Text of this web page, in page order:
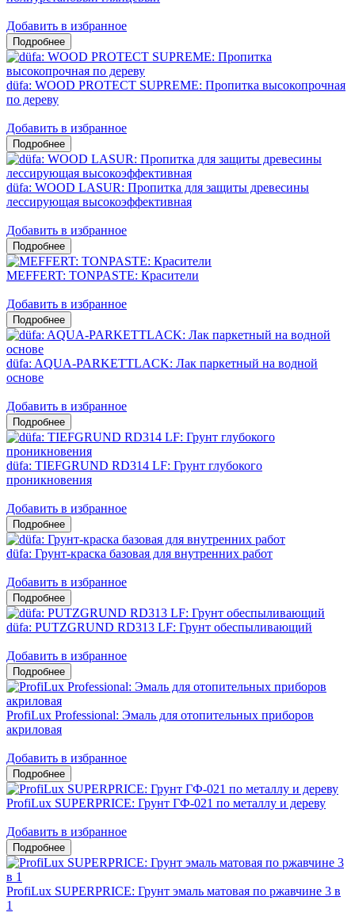
Добавить в избранное
düfa: WOOD PROTECT SUPREME: Пропитка высокопрочная
по дереву
Добавить в избранное
düfa: WOOD LASUR: Пропитка для защиты древесины
лессирующая высокоэффективная
Добавить в избранное
MEFFERT: TONPASTE: Красители
Добавить в избранное
düfa: AQUA-PARKETTLACK: Лак паркетный на водной
основе
Добавить в избранное
düfa: TIEFGRUND RD314 LF: Грунт глубокого
проникновения
Добавить в избранное
düfa: Грунт-краска базовая для внутренних работ
Добавить в избранное
düfa: PUTZGRUND RD313 LF: Грунт обеспыливающий
Добавить в избранное
ProfiLux Professional: Эмаль для отопительных приборов
акриловая
Добавить в избранное
ProfiLux SUPERPRICE: Грунт ГФ-021 по металлу и дереву
Добавить в избранное
ProfiLux SUPERPRICE: Грунт эмаль матовая по ржавчине 3 в
1